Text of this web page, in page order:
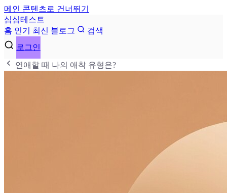
메인 콘텐츠로 건너뛰기
심심테 스 트
홈 인기 최신 블로그
검색
로그인
연애할 때 나의 애착 유형은?